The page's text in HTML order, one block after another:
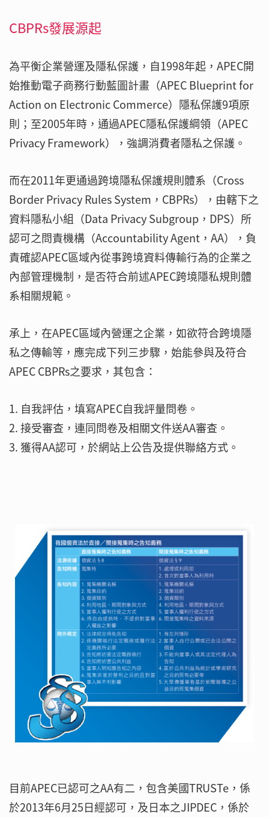
CBPRs發展源起
為平衡企業營運及隱私保護，自1998年起，APEC開
始推動電子商務行動藍圖計畫（APEC Blueprint for
Action on Electronic Commerce）隱私保護9項原
則；至2005年時，通過APEC隱私保護綱領（APEC
Privacy Framework），強調消費者隱私之保護。
而在2011年更通過跨境隱私保護規則體系（Cross
Border Privacy Rules System，CBPRs），由轄下之
資料隱私小組（Data Privacy Subgroup，DPS）所
認可之問責機構（Accountability Agent，AA），負
責確認APEC區域內從事跨境資料傳輸行為的企業之
內部管理機制，是否符合前述APEC跨境隱私規則體
系相關規範。
承上，在APEC區域內營運之企業，如欲符合跨境隱
私之傳輸等，應完成下列三步驟，始能參與及符合
APEC CBPRs之要求，其包含：
1. 自我評估，填寫APEC自我評量問卷。
2. 接受審查，連同問卷及相關文件送AA審查。
3. 獲得AA認可，於網站上公告及提供聯絡方式。
目前APEC已認可之AA有二，包含美國TRUSTe，係
於2013年6月25日經認可，及日本之JIPDEC，係於